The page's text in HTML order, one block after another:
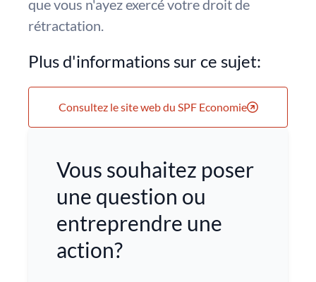
que vous n'ayez exercé votre droit de
rétractation.
Plus d'informations sur ce sujet:
Consultez le site web du SPF Economie
Vous souhaitez poser
une question ou
entreprendre une
action?